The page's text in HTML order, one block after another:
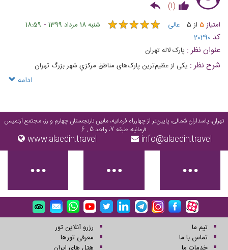
(
1
)
امتیاز5 از 5 عالی ★★★★★
★★★★★ شنبه 18 مرداد 1399 -
18:59
کد 20290
عنوان نظر : پارک لاله تهران
شرح نظر : یکی از عظیم‌ترین پارک‌های مناطق مرکزیِ شهر بزرگ تهران
ادامه
تهران، پاسداران شمالی، پایین‌تر از چهارراه فرمانیه، مابین نارنجستان چهارم و رز، مجتمع آرتمیس
فرمانیه، طبقه 7، واحد 5 , 6
info@alaedin.travel
www.alaedin.travel
تیم ما
تماس با ما
رزرو آنلاین تور
معرفی تورها